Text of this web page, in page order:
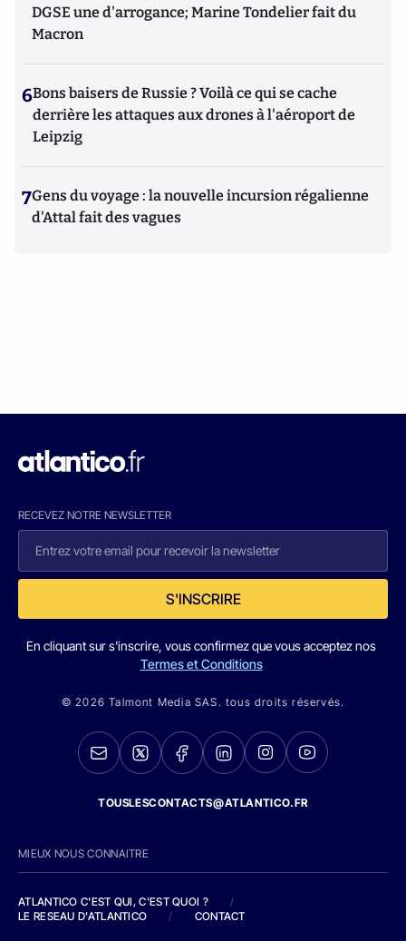
DGSE une d'arrogance; Marine Tondelier fait du
Macron
6Bons baisers de Russie ? Voilà ce qui se cache
derrière les attaques aux drones à l'aéroport de
Leipzig
7Gens du voyage : la nouvelle incursion régalienne
d'Attal fait des vagues
RECEVEZ NOTRE NEWSLETTER
S'INSCRIRE
En cliquant sur s'inscrire, vous confirmez que vous acceptez nos
Termes et Conditions
© 2026 Talmont Media SAS. tous droits réservés.
TOUSLESCONTACTS@ATLANTICO.FR
MIEUX NOUS CONNAITRE
ATLANTICO C'EST QUI, C'EST QUOI ?
/
LE RESEAU D'ATLANTICO
/ CONTACT